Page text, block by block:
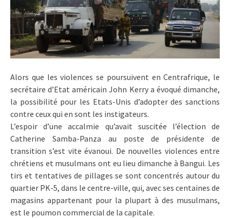
Alors que les violences se poursuivent en Centrafrique, le
secrétaire d’Etat américain John Kerry a évoqué dimanche,
la possibilité pour les Etats-Unis d’adopter des sanctions
contre ceux qui en sont les instigateurs.
L’espoir d’une accalmie qu’avait suscitée l’élection de
Catherine Samba-Panza au poste de présidente de
transition s’est vite évanoui. De nouvelles violences entre
chrétiens et musulmans ont eu lieu dimanche à Bangui. Les
tirs et tentatives de pillages se sont concentrés autour du
quartier PK-5, dans le centre-ville, qui, avec ses centaines de
magasins appartenant pour la plupart à des musulmans,
est le poumon commercial de la capitale.